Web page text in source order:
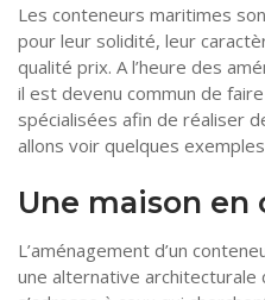
Santé-Beauté
Droit
Les conteneurs maritimes
pour leur solidité, leur
qualité prix. A l’heure des
il est devenu commun de
spécialisées afin de réaliser
allons voir quelques
Une maison en
L’aménagement d’un
une alternative architecturale